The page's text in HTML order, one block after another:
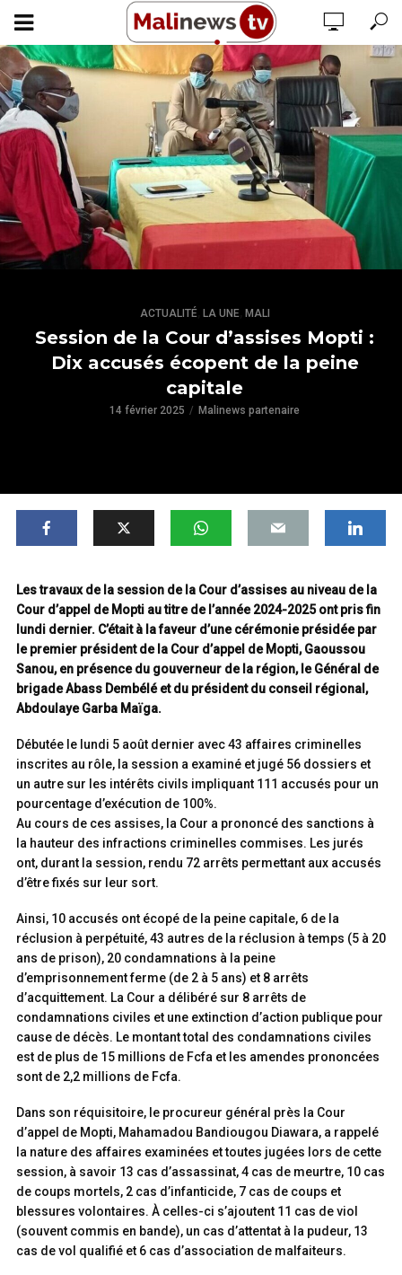
ACTUALITÉ, LA UNE, MALI
Session de la Cour d’assises Mopti :
Dix accusés écopent de la peine
capitale
14 février 2025 Malinews partenaire
Les travaux de la session de la Cour d’assises au niveau de la
Cour d’appel de Mopti au titre de l’année 2024-2025 ont pris fin
lundi dernier. C’était à la faveur d’une cérémonie présidée par
le premier président de la Cour d’appel de Mopti, Gaoussou
Sanou, en présence du gouverneur de la région, le Général de
brigade Abass Dembélé et du président du conseil régional,
Abdoulaye Garba Maïga.
Débutée le lundi 5 août dernier avec 43 affaires criminelles
inscrites au rôle, la session a examiné et jugé 56 dossiers et
un autre sur les intérêts civils impliquant 111 accusés pour un
pourcentage d’exécution de 100%.
Au cours de ces assises, la Cour a prononcé des sanctions à
la hauteur des infractions criminelles commises. Les jurés
ont, durant la session, rendu 72 arrêts permettant aux accusés
d’être fixés sur leur sort.
Ainsi, 10 accusés ont écopé de la peine capitale, 6 de la
réclusion à perpétuité, 43 autres de la réclusion à temps (5 à 20
ans de prison), 20 condamnations à la peine
d’emprisonnement ferme (de 2 à 5 ans) et 8 arrêts
d’acquittement. La Cour a délibéré sur 8 arrêts de
condamnations civiles et une extinction d’action publique pour
cause de décès. Le montant total des condamnations civiles
est de plus de 15 millions de Fcfa et les amendes prononcées
sont de 2,2 millions de Fcfa.
Dans son réquisitoire, le procureur général près la Cour
d’appel de Mopti, Mahamadou Bandiougou Diawara, a rappelé
la nature des affaires examinées et toutes jugées lors de cette
session, à savoir 13 cas d’assassinat, 4 cas de meurtre, 10 cas
de coups mortels, 2 cas d’infanticide, 7 cas de coups et
blessures volontaires. À celles-ci s’ajoutent 11 cas de viol
(souvent commis en bande), un cas d’attentat à la pudeur, 13
cas de vol qualifié et 6 cas d’association de malfaiteurs.